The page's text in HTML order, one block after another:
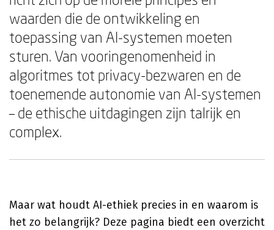
waarden die de ontwikkeling en
toepassing van AI-systemen moeten
sturen. Van vooringenomenheid in
algoritmes tot privacy-bezwaren en de
toenemende autonomie van AI-systemen
– de ethische uitdagingen zijn talrijk en
complex.
Maar wat houdt AI-ethiek precies in en waarom is
het zo belangrijk? Deze pagina biedt een overzicht